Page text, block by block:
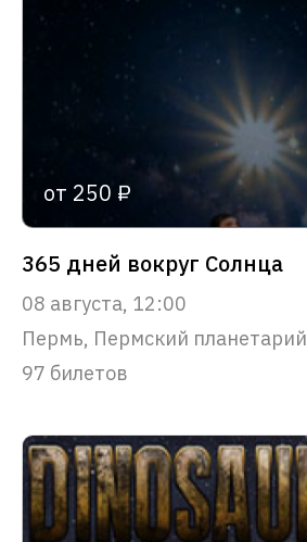
от 250 ₽
365 дней вокруг Солнца
08 августа, 12:00
Пермь, Пермский планетарий
97 билетов